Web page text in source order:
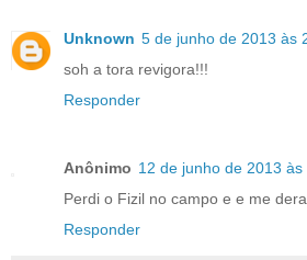
Unknown 5 de junho de 2013 às
soh a tora revigora!!!
Responder
Anônimo 12 de junho de 2013 às
Perdi o Fizil no campo e e me
Responder